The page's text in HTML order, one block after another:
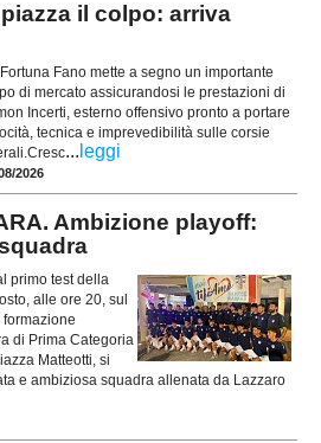
piazza il colpo: arriva
Fano mette a segno un importante
di mercato assicurandosi le prestazioni di
Incerti, esterno offensivo pronto a portare
tecnica e imprevedibilità sulle corsie
... leggi
2026
Ambizione playoff:
primo test della
alle ore 20, sul
di Prima Categoria
Matteotti, si
e ambiziosa squadra allenata da Lazzaro